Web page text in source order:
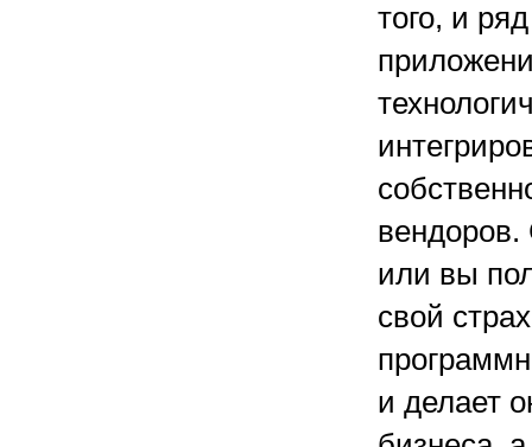
того, и
вендоров.
или вы
свой
и делает